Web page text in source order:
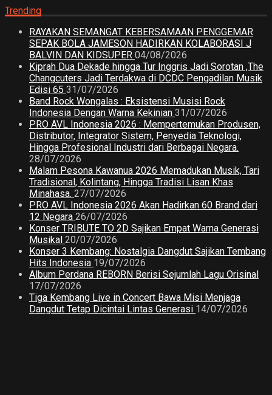
Trending
RAYAKAN SEMANGAT KEBERSAMAAN PENGGEMAR
SEPAK BOLA JAMESON HADIRKAN KOLABORASI J
BALVIN DAN KIDSUPER 04/08/2026
Kiprah Dua Dekade hingga Tur Inggris Jadi Sorotan ,The
Changcuters Jadi Terdakwa di DCDC Pengadilan Musik
Edisi 65 31/07/2026
Band Rock Wongalas : Eksistensi Musisi Rock
Indonesia Dengan Warna Kekinian 31/07/2026
PRO AVL Indonesia 2026 : Mempertemukan Produsen,
Distributor, Integrator Sistem, Penyedia Teknologi,
Hingga Profesional Industri dari Berbagai Negara.
28/07/2026
Malam Pesona Kawanua 2026 Memadukan Musik, Tari
Tradisional, Kolintang, Hingga Tradisi Lisan Khas
Minahasa. 27/07/2026
PRO AVL Indonesia 2026 Akan Hadirkan 60 Brand dari
12 Negara 26/07/2026
Konser TRIBUTE TO 2D Sajikan Empat Warna Generasi
Musikal 20/07/2026
Konser 3 Kembang: Nostalgia Dangdut Sajikan Tembang
Hits Indonesia 19/07/2026
Album Perdana REBORN Berisi Sejumlah Lagu Orisinal
17/07/2026
Tiga Kembang Live in Concert Bawa Misi Menjaga
Dangdut Tetap Dicintai Lintas Generasi 14/07/2026